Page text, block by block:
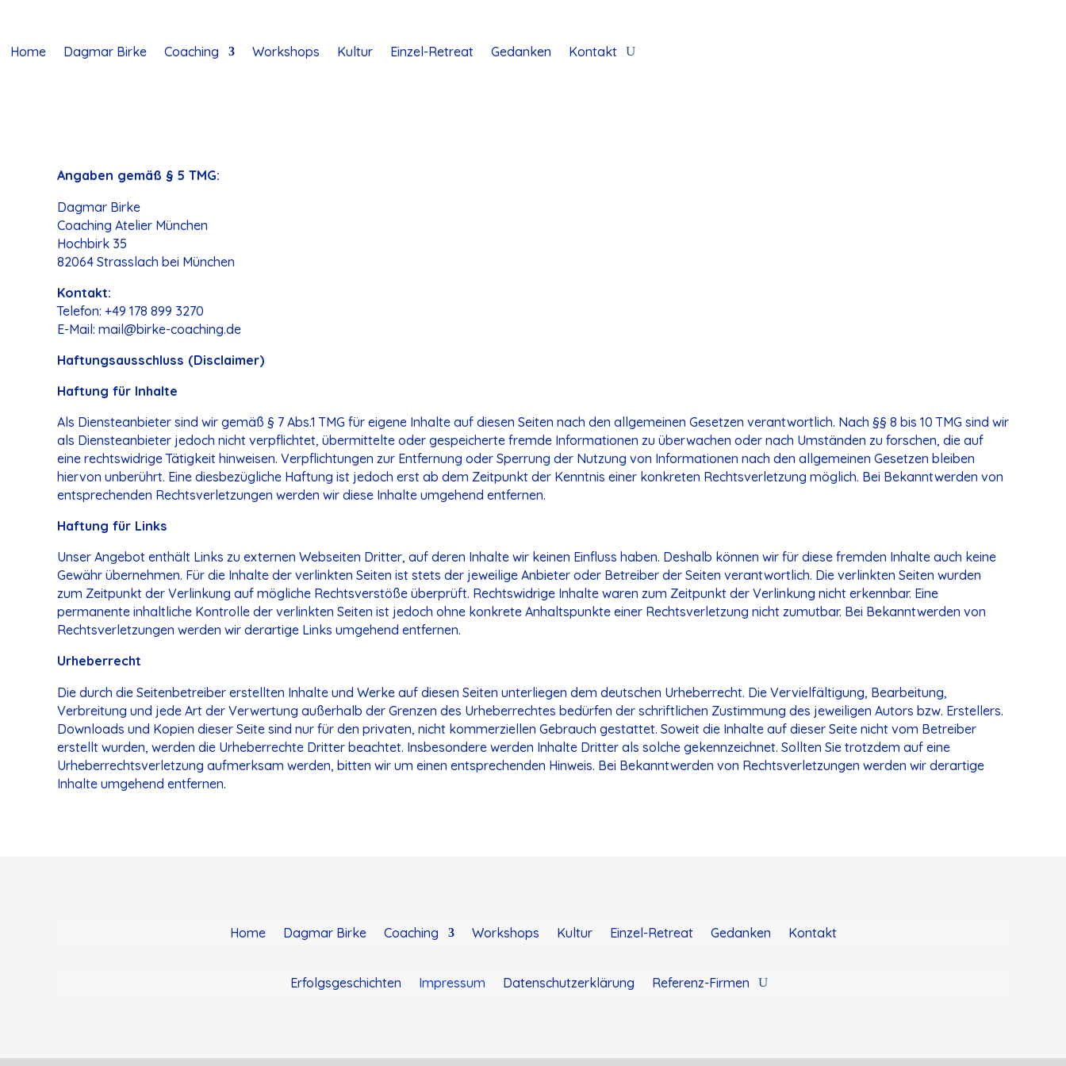
Home Dagmar Birke Coaching Workshops Kultur Einzel-Retreat Gedanken Kontakt
Angaben gemäß § 5 TMG:
Dagmar Birke
Coaching Atelier München
Hochbirk 35
82064 Strasslach bei München
Kontakt:
Telefon: +49 178 899 3270
E-Mail: mail@birke-coaching.de
Haftungsausschluss (Disclaimer)
Haftung für Inhalte
Als Diensteanbieter sind wir gemäß § 7 Abs.1 TMG für eigene Inhalte auf diesen Seiten nach den allgemeinen Gesetzen verantwortlich. Nach §§ 8 bis 10 TMG sind wir
als Diensteanbieter jedoch nicht verpflichtet, übermittelte oder gespeicherte fremde Informationen zu überwachen oder nach Umständen zu forschen, die auf
eine rechtswidrige Tätigkeit hinweisen. Verpflichtungen zur Entfernung oder Sperrung der Nutzung von Informationen nach den allgemeinen Gesetzen bleiben
hiervon unberührt. Eine diesbezügliche Haftung ist jedoch erst ab dem Zeitpunkt der Kenntnis einer konkreten Rechtsverletzung möglich. Bei Bekanntwerden von
entsprechenden Rechtsverletzungen werden wir diese Inhalte umgehend entfernen.
Haftung für Links
Unser Angebot enthält Links zu externen Webseiten Dritter, auf deren Inhalte wir keinen Einfluss haben. Deshalb können wir für diese fremden Inhalte auch keine
Gewähr übernehmen. Für die Inhalte der verlinkten Seiten ist stets der jeweilige Anbieter oder Betreiber der Seiten verantwortlich. Die verlinkten Seiten wurden
zum Zeitpunkt der Verlinkung auf mögliche Rechtsverstöße überprüft. Rechtswidrige Inhalte waren zum Zeitpunkt der Verlinkung nicht erkennbar. Eine
permanente inhaltliche Kontrolle der verlinkten Seiten ist jedoch ohne konkrete Anhaltspunkte einer Rechtsverletzung nicht zumutbar. Bei Bekanntwerden von
Rechtsverletzungen werden wir derartige Links umgehend entfernen.
Urheberrecht
Die durch die Seitenbetreiber erstellten Inhalte und Werke auf diesen Seiten unterliegen dem deutschen Urheberrecht. Die Vervielfältigung, Bearbeitung,
Verbreitung und jede Art der Verwertung außerhalb der Grenzen des Urheberrechtes bedürfen der schriftlichen Zustimmung des jeweiligen Autors bzw. Erstellers.
Downloads und Kopien dieser Seite sind nur für den privaten, nicht kommerziellen Gebrauch gestattet. Soweit die Inhalte auf dieser Seite nicht vom Betreiber
erstellt wurden, werden die Urheberrechte Dritter beachtet. Insbesondere werden Inhalte Dritter als solche gekennzeichnet. Sollten Sie trotzdem auf eine
Urheberrechtsverletzung aufmerksam werden, bitten wir um einen entsprechenden Hinweis. Bei Bekanntwerden von Rechtsverletzungen werden wir derartige
Inhalte umgehend entfernen.
Home Dagmar Birke Coaching Workshops Kultur Einzel-Retreat Gedanken Kontakt
Erfolgsgeschichten Impressum Datenschutzerklärung Referenz-Firmen